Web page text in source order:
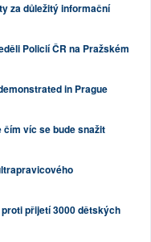
za důležitý informační
Policií ČR na Pražském
in Prague
čím víc se bude snažit
přijetí 3000 dětských